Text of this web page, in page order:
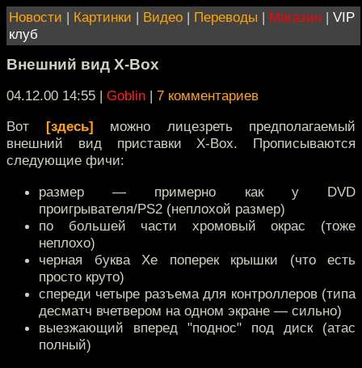
Новости | Картинки | Видео | Переводы | Магазин | VIP
клуб
Внешний вид X-Box
04.12.00 14:55 | Goblin | 7 комментариев
Вот [здесь] можно лицезреть предполагаемый
внешний вид приставки Х-Вох. Прописываются
следующие фичи:
размер — примерно как у DVD
проигрывателя/PS2 (неплохой размер)
по большей части хромовый окрас (тоже
неплохо)
черная буква Хе поперек крышки (что есть
просто круто)
спереди четыре разъема для контроллеров (типа
десматч вчетвером на одном экране — сильно)
выезжающий вперед "поднос" под диск (атас
полный)